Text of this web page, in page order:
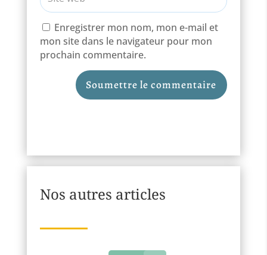
Enregistrer mon nom, mon e-mail et
mon site dans le navigateur pour mon
prochain commentaire.
Soumettre le commentaire
Nos autres articles